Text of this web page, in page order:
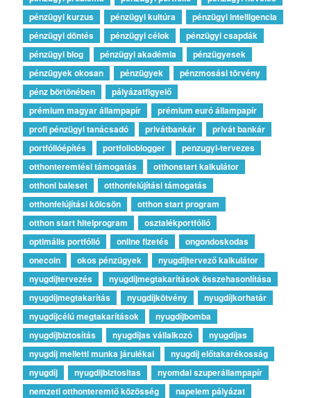
pénzügyi kurzus
pénzügyi kultúra
pénzügyi intelligencia
pénzügyi döntés
pénzügyi célok
pénzügyi csapdák
pénzügyi blog
pénzügyi akadémia
pénzügyesek
pénzügyek okosan
pénzügyek
pénzmosási törvény
pénz börtönében
pályázatfigyelő
prémium magyar állampapír
prémium euró állampapír
profi pénzügyi tanácsadó
privátbankár
privát bankár
portfólióépítés
portfolioblogger
penzugyi-tervezes
otthonteremtési támogatás
otthonstart kalkulátor
otthoni baleset
otthonfelújítási támogatás
otthonfelújítási kölcsön
otthon start program
otthon start hitelprogram
osztalékportfólió
optimális portfólió
online fizetés
ongondoskodas
onecoin
okos pénzügyek
nyugdíjtervező kalkulátor
nyugdíjtervezés
nyugdíjmegtakarítások összehasonlítása
nyugdíjmegtakarítás
nyugdíjkötvény
nyugdíjkorhatár
nyugdíjcélú megtakarítások
nyugdíjbomba
nyugdíjbiztosítás
nyugdíjas vállalkozó
nyugdíjas
nyugdíj melletti munka járulékai
nyugdíj előtakarékosság
nyugdíj
nyugdijbiztositas
nyomdai szuperállampapír
nemzeti otthonteremtő közösség
napelem pályázat